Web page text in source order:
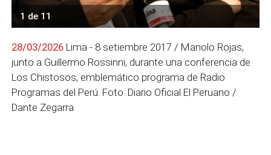
1 de 11
28/03/2026 Lima - 8 setiembre 2017 / Manolo Rojas,
junto a Guillermo Rossinni, durante una conferencia de
Los Chistosos, emblemático programa de Radio
Programas del Perú. Foto: Diario Oficial El Peruano /
Dante Zegarra